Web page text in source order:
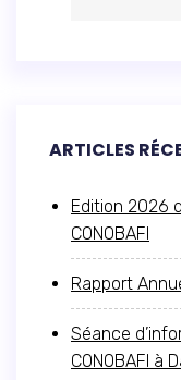
ARTICLES
Edition 2026
CONOBAFI
Rapport
Séance
CONOBAFI à